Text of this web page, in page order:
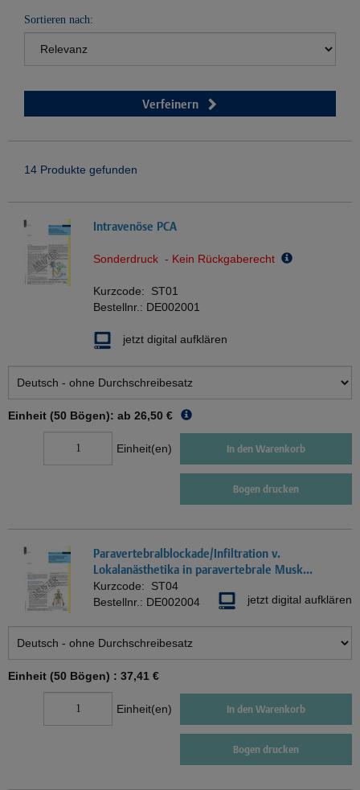
Sortieren nach:
Verfeinern
14 Produkte gefunden
Intravenöse PCA
Sonderdruck - Kein Rückgaberecht
Kurzcode: ST01
Bestellnr.: DE002001
jetzt digital aufklären
Einheit (50 Bögen): ab 26,50 €
Einheit(en) In den Warenkorb
Bogen drucken
Paravertebralblockade/Infiltration v.
Lokalanästhetika in paravertebrale Musk...
Kurzcode: ST04
Bestellnr.: DE002004 jetzt digital aufklären
Einheit (50 Bögen) : 37,41 €
Einheit(en) In den Warenkorb
Bogen drucken